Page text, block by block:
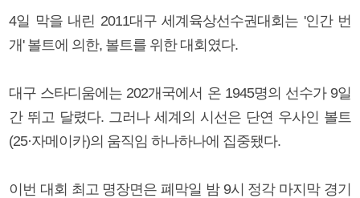
4일 막을 내린 2011대구 세계육상선수권대회는 '인간 번
개' 볼트에 의한, 볼트를 위한 대회였다.
대구 스타디움에는 202개국에서 온 1945명의 선수가 9일
간 뛰고 달렸다. 그러나 세계의 시선은 단연 우사인 볼트
(25·자메이카)의 움직임 하나하나에 집중됐다.
이번 대회 최고 명장면은 폐막일 밤 9시 정각 마지막 경기